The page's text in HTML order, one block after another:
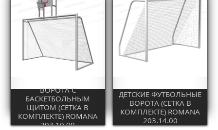
ВОРОТА С
БАСКЕТБОЛЬНЫМ
ЩИТОМ (СЕТКА В
КОМПЛЕКТЕ) ROMANA
203.10.00
ДЕТСКИЕ ФУТБОЛЬНЫЕ
ВОРОТА (СЕТКА В
КОМПЛЕКТЕ) ROMANA
203.14.00